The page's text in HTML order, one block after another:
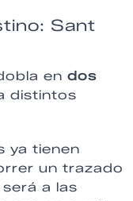
Sant
en dos
distintos
ya tienen
un trazado
a las